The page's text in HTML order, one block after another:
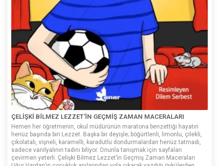
ÇELİŞKİ BİLMEZ LEZZET'İN GEÇMİŞ ZAMAN MACERALARI
Hemen her öğretmenin, okul müdürünün maratona benzettiği hayatın
henüz başında biri Lezzet. Başka bir deyişle; böğürtlenli, limonlu, çilekli,
çikolatalı, vişneli, karamelli, karadutlu dondurmalardan henüz tatmadı,
sadece vanilyalının tadını biliyor. Onunla tanışmak için sayfaları
çevirmen yeterli. Çelişki Bilmez Lezzet’in Geçmiş Zaman Maceraları